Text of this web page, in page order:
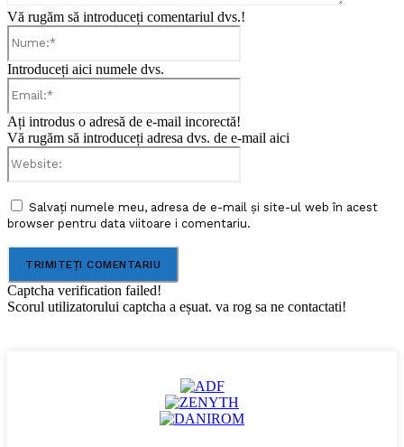
Vă rugăm să introduceți comentariul dvs.!
Introduceți aici numele dvs.
Ați introdus o adresă de e-mail incorectă!
Vă rugăm să introduceți adresa dvs. de e-mail aici
Salvați numele meu, adresa de e-mail și site-ul web în acest
browser pentru data viitoare i comentariu.
Captcha verification failed!
Scorul utilizatorului captcha a eșuat. va rog sa ne contactati!